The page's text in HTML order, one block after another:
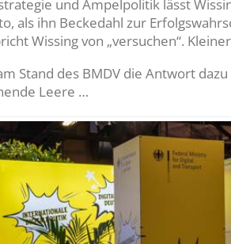
und Ampelpolitik lässt
als ihn Beckedahl zur
Wissing von „versuchen“.
Stand des BMDV die Antwort
Leere …